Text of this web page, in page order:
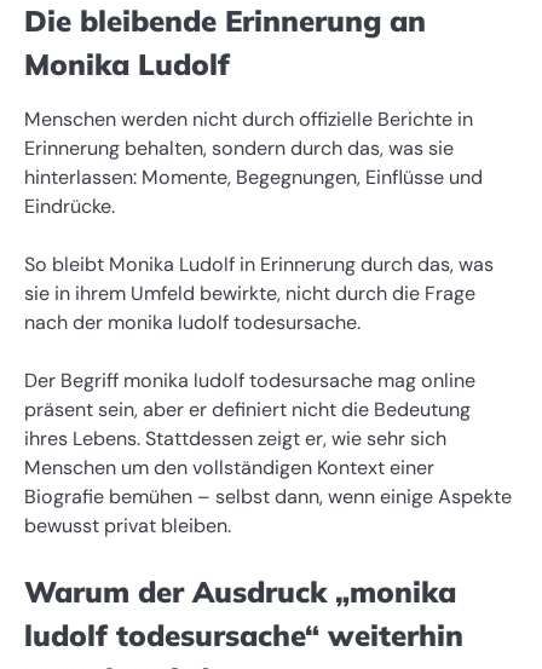
Die bleibende Erinnerung an
Monika Ludolf
Menschen werden nicht durch offizielle Berichte in
Erinnerung behalten, sondern durch das, was sie
hinterlassen: Momente, Begegnungen, Einflüsse und
Eindrücke.
So bleibt Monika Ludolf in Erinnerung durch das, was
sie in ihrem Umfeld bewirkte, nicht durch die Frage
nach der monika ludolf todesursache.
Der Begriff monika ludolf todesursache mag online
präsent sein, aber er definiert nicht die Bedeutung
ihres Lebens. Stattdessen zeigt er, wie sehr sich
Menschen um den vollständigen Kontext einer
Biografie bemühen – selbst dann, wenn einige Aspekte
bewusst privat bleiben.
Warum der Ausdruck „monika
ludolf todesursache“ weiterhin